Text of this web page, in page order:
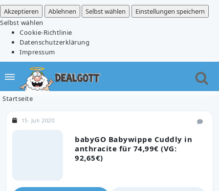
Akzeptieren
Ablehnen Selbst wählen
Einstellungen speichern
Selbst wählen
Cookie-Richtlinie
Datenschutzerklärung
Impressum
Startseite
babyGO Babywippe Cuddly in
anthracite für 74,99€ (VG:
92,65€)
15. Juli 2020